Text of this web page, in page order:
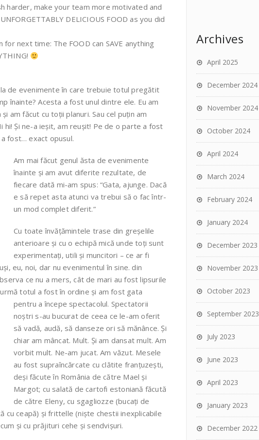
harder, make your team more motivated and
DELICIOUS FOOD as you did
for next time: The FOOD can SAVE anything
de evenimente în care trebuie totul pregătit
înainte? Acesta a fost unul dintre ele. Eu am
am făcut cu toții planuri. Sau cel puțin am
hi! Și ne-a ieșit, am reușit! Pe de o parte a fost
fost… exact opusul.
Am mai făcut genul ăsta de evenimente
înainte și am avut diferite rezultate, de
fiecare dată mi-am spus: “Gata, ajunge. Dacă
e să repet asta atunci va trebui să o fac într-
un mod complet diferit.”
Cu toate învățămintele trase din greșelile
anterioare și cu o echipă mică unde toți sunt
experimentați, utili și muncitori – ce ar fi
eu, noi, dar nu evenimentul în sine. din
ce nu a mers, cât de mari au fost lipsurile
totul a fost în ordine și am fost gata
pentru a începe spectacolul. Spectatorii
noștri s-au bucurat de ceea ce le-am oferit
să vadă, audă, să danseze ori să mănânce. Și
chiar am mâncat. Mult. Și am dansat mult. Am
vorbit mult. Ne-am jucat. Am văzut. Mesele
au fost supraîncărcate cu clătite franțuzești,
deși făcute în România de către Mael și
Margot; cu salată de cartofi estoniană făcută
de către Eleny, cu sgagliozze (bucați de
cu ceapă) și frittelle (niște chestii inexplicabile
și cu prăjituri cehe și sendvișuri.
Archives
April 2025
December 2024
November 2024
October 2024
April 2024
March 2024
February 2024
January 2024
December 2023
November 2023
October 2023
September 2023
July 2023
June 2023
April 2023
January 2023
December 2022